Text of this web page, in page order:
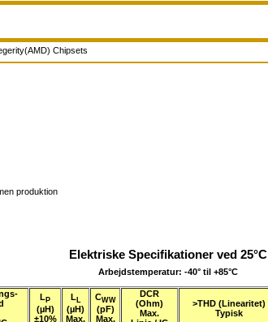
Chipsets
produktion
Elektriske Specifikationer ved 25°C
Arbejdstemperatur: -40° til +85°C
L P
(µH)
±10%
LL
(µH)
Max.
CWW
(pF)
Max.
DCR
(Ohm)
Max.
>THD (Linearitet)
Typisk